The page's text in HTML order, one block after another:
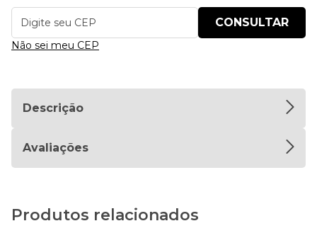
Não sei meu CEP
Descrição
Avaliações
Produtos relacionados